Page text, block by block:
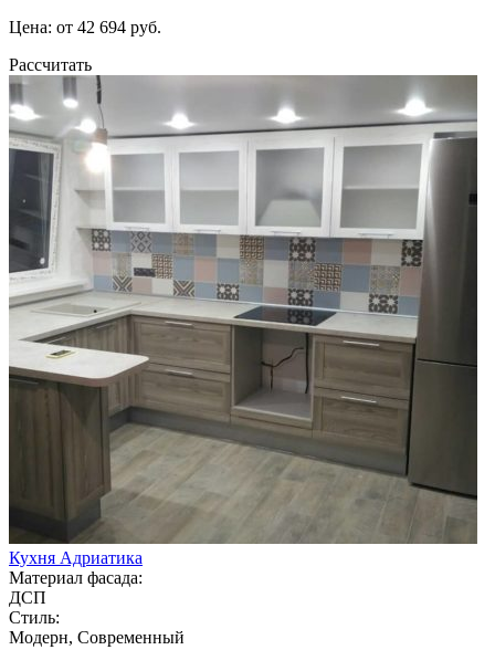
Цена: от 42 694 руб.
Рассчитать
Кухня Адриатика
Материал фасада:
ДСП
Стиль:
Модерн, Современный